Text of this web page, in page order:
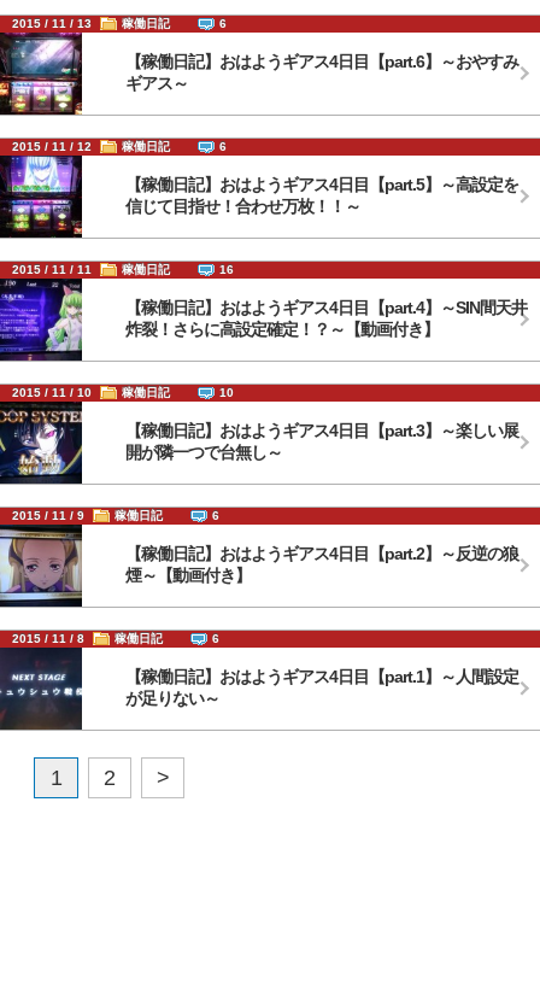
2015 / 11 / 13 稼働日記 6
【稼働日記】おはようギアス4日目【part.6】～おやすみ
ギアス～
2015 / 11 / 12 稼働日記 6
【稼働日記】おはようギアス4日目【part.5】～高設定を
信じて目指せ！合わせ万枚！！～
2015 / 11 / 11 稼働日記 16
【稼働日記】おはようギアス4日目【part.4】～SIN間天井
炸裂！さらに高設定確定！？～【動画付き】
2015 / 11 / 10 稼働日記 10
【稼働日記】おはようギアス4日目【part.3】～楽しい展
開が隣一つで台無し～
2015 / 11 / 9 稼働日記 6
【稼働日記】おはようギアス4日目【part.2】～反逆の狼
煙～【動画付き】
2015 / 11 / 8 稼働日記 6
【稼働日記】おはようギアス4日目【part.1】～人間設定
が足りない～
1 2 >